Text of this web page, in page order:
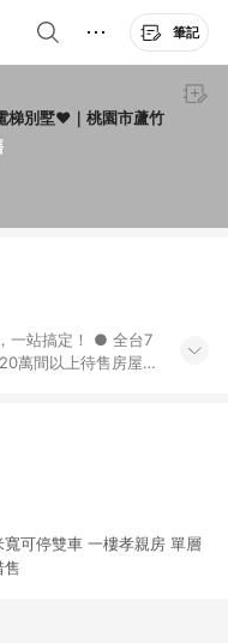
筆記
梯別墅❤️｜桃園市蘆竹
一站搞定！ ● 全台7
萬間以上待售房屋，
可停雙車 一樓孝親房 單層
售